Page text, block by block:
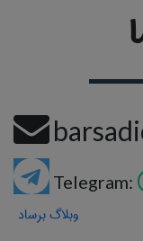
Telegram:
وبلاگ برساد